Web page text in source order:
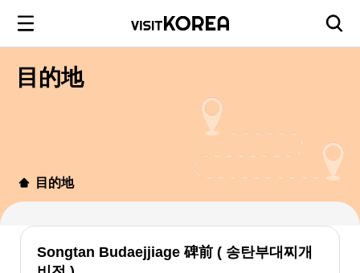
目的地
目的地
Songtan Budaejjiage 碑前 ( 송탄부대찌개